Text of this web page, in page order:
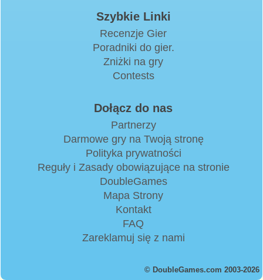
Szybkie Linki
Recenzje Gier
Poradniki do gier.
Zniżki na gry
Contests
Dołącz do nas
Partnerzy
Darmowe gry na Twoją stronę
Polityka prywatności
Reguły i Zasady obowiązujące na stronie
DoubleGames
Mapa Strony
Kontakt
FAQ
Zareklamuj się z nami
© DoubleGames.com 2003-2026